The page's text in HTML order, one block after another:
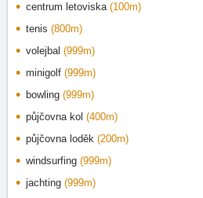
centrum letoviska (100m)
tenis (800m)
volejbal (999m)
minigolf (999m)
bowling (999m)
půjčovna kol (400m)
půjčovna loděk (200m)
windsurfing (999m)
jachting (999m)